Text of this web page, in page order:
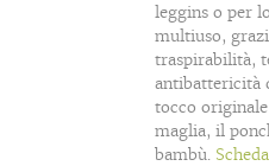
leggins o per
multiuso,
traspirabilità,
antibattericità
tocco
maglia, il
bambù.